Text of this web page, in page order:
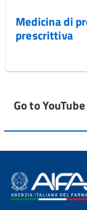
Medicina di
prescrittiva
Go to